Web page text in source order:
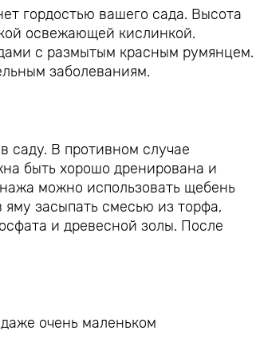
гордостью вашего сада. Высота
освежающей кислинкой.
с размытым красным румянцем.
заболеваниям.
саду. В противном случае
быть хорошо дренирована и
можно использовать щебень
засыпать смесью из торфа,
и древесной золы. После
очень маленьком